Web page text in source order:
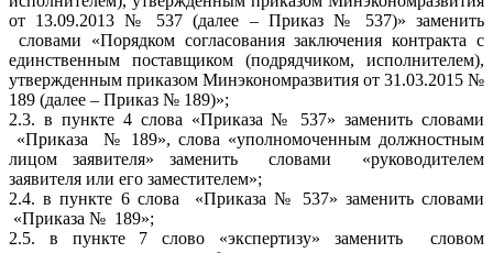
от 13.09.2013 № 537 (далее – Приказ № 537)» заменить
словами «Порядком согласования заключения контракта с
единственным поставщиком (подрядчиком, исполнителем),
утвержденным приказом Минэкономразвития от 31.03.2015 №
189 (далее – Приказ № 189)»;
2.3. в пункте 4 слова «Приказа № 537» заменить словами
«Приказа № 189», слова «уполномоченным должностным
лицом заявителя» заменить словами «руководителем
заявителя или его заместителем»;
2.4. в пункте 6 слова «Приказа № 537» заменить словами
«Приказа № 189»;
2.5. в пункте 7 слово «экспертизу» заменить словом